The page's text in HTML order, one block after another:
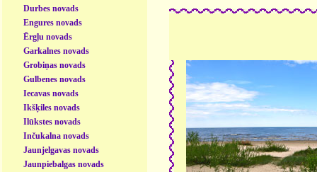
Durbes novads
Engures novads
Ērgļu novads
Garkalnes novads
Grobiņas novads
Gulbenes novads
Iecavas novads
Ikšķiles novads
Ilūkstes novads
Inčukalna novads
Jaunjelgavas novads
Jaunpiebalgas novads